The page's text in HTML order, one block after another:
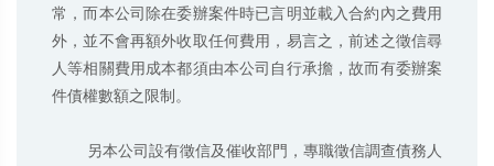
常，而本公司除在委辦案件時已言明並載入合約內之費用
外，並不會再額外收取任何費用，易言之，前述之徵信尋
人等相關費用成本都須由本公司自行承擔，故而有委辦案
件債權數額之限制。